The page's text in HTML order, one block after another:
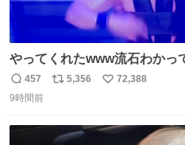
やってくれたwww流石わかっ
#西川貴教
返
信
457
リ
ト
5,356
い
数
72,388
9時間前